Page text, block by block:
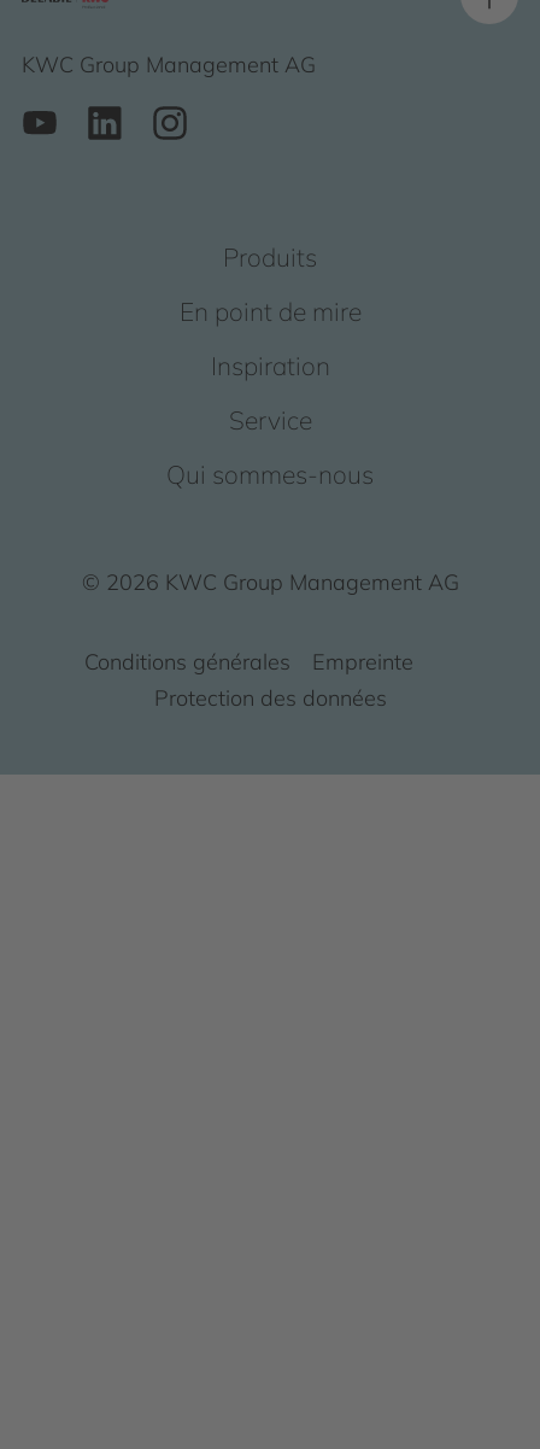
KWC Group Management AG
Produits
En point de mire
Inspiration
Service
Qui sommes-nous
© 2026 KWC Group Management AG
Conditions générales
Empreinte
Protection des données